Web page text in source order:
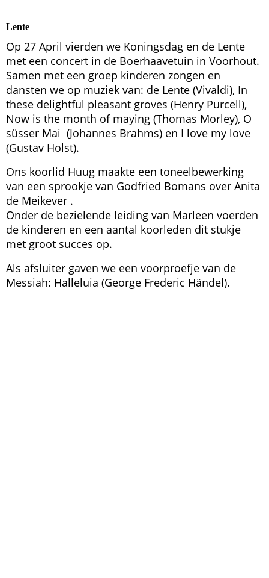
Lente
Op 27 April vierden we Koningsdag en de Lente
met een concert in de Boerhaavetuin in Voorhout.
Samen met een groep kinderen zongen en
dansten we op muziek van: de Lente (Vivaldi), In
these delightful pleasant groves (Henry Purcell),
Now is the month of maying (Thomas Morley), O
süsser Mai (Johannes Brahms) en I love my love
(Gustav Holst).
Ons koorlid Huug maakte een toneelbewerking
van een sprookje van Godfried Bomans over Anita
de Meikever .
Onder de bezielende leiding van Marleen voerden
de kinderen en een aantal koorleden dit stukje
met groot succes op.
Als afsluiter gaven we een voorproefje van de
Messiah: Halleluia (George Frederic Händel).